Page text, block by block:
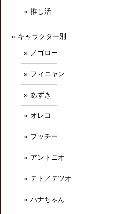
推し活
キャラクター別
ノゴロー
フィニャン
あずき
オレコ
ブッチー
アントニオ
テト／テツオ
ハナちゃん